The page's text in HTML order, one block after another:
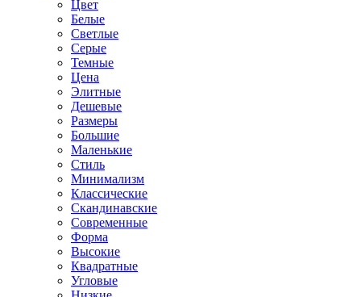
Цвет
Белые
Светлые
Серые
Темные
Цена
Элитные
Дешевые
Размеры
Большие
Маленькие
Стиль
Минимализм
Классические
Скандинавские
Современные
Форма
Высокие
Квадратные
Угловые